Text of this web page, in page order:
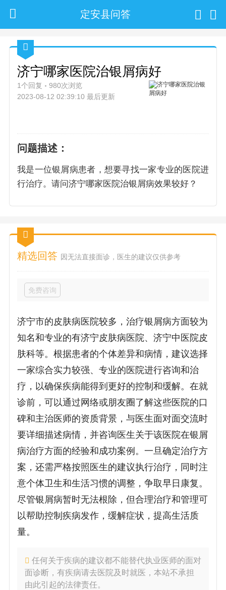
定安县问答
济宁哪家医院治银屑病好
1个回复
980次浏览
2023-08-12 02:39:10 最后更新
问题描述：
我是一位银屑病患者，想要寻找一家专业的医院进
行治疗。请问济宁哪家医院治银屑病效果较好？
精选回答 因无法直接面诊，医生的建议仅供参考
免费咨询
济宁市的皮肤病医院较多，治疗银屑病方面较为
知名和专业的有济宁皮肤病医院、济宁中医院皮
肤科等。根据患者的个体差异和病情，建议选择
一家综合实力较强、专业的医院进行咨询和治
疗，以确保疾病能得到更好的控制和缓解。在就
诊前，可以通过网络或朋友圈了解这些医院的口
碑和主治医师的资质背景，与医生面对面交流时
要详细描述病情，并咨询医生关于该医院在银屑
病治疗方面的经验和成功案例。一旦确定治疗方
案，还需严格按照医生的建议执行治疗，同时注
意个体卫生和生活习惯的调整，争取早日康复。
尽管银屑病暂时无法根除，但合理治疗和管理可
以帮助控制疾病发作，缓解症状，提高生活质
量。
任何关于疾病的建议都不能替代执业医师的面对
面诊断，有疾病请去医院及时就医，本站不承担
由此引起的法律责任。